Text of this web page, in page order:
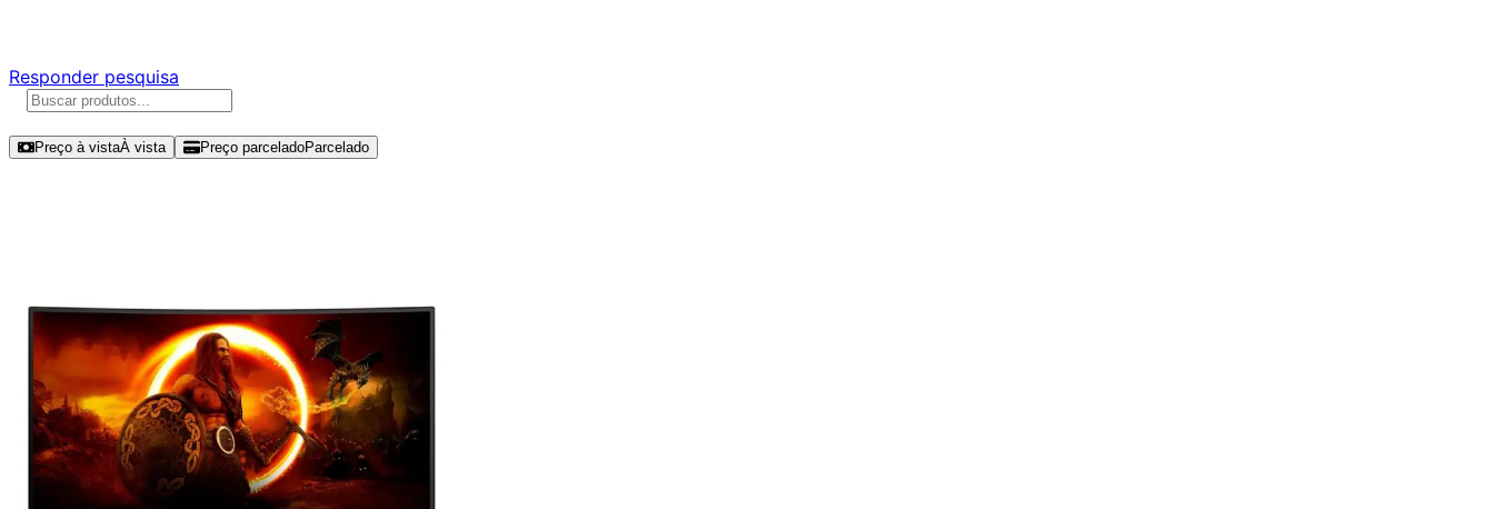
Responder pesquisa
Preço à vistaÀ vista Preço parceladoParcelado